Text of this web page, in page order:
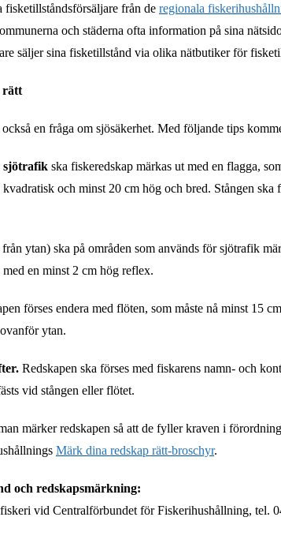
från de regionala
och städerna ofta information på sina
säljer sina fisketillstånd via olika nätbutiker för
rätt
en fråga om sjösäkerhet. Med följande tips
sjötrafik ska fiskeredskap märkas ut med en flagga,
och minst 20 cm hög och bred. Stången ska
ytan) ska på områden som används för sjötrafik
en minst 2 cm hög reflex.
förses endera med flöten, som måste nå minst 15
ytan.
Redskapen ska förses med fiskarens namn- och
vid stången eller flötet.
märker redskapen så att de fyller kraven i
Märk dina redskap rätt-broschyr.
och redskapsmärkning:
vid Centralförbundet för Fiskerihushållning, tel.